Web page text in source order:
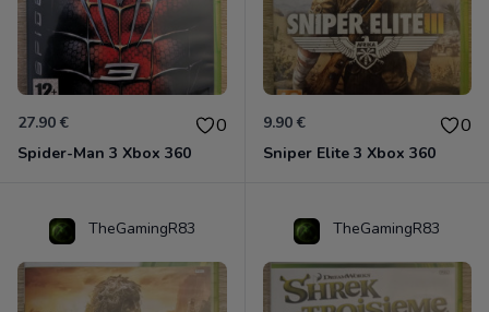
27.90 € 0
Spider-Man 3 Xbox 360
9.90 € 0
Sniper Elite 3 Xbox 360
TheGamingR83 TheGamingR83